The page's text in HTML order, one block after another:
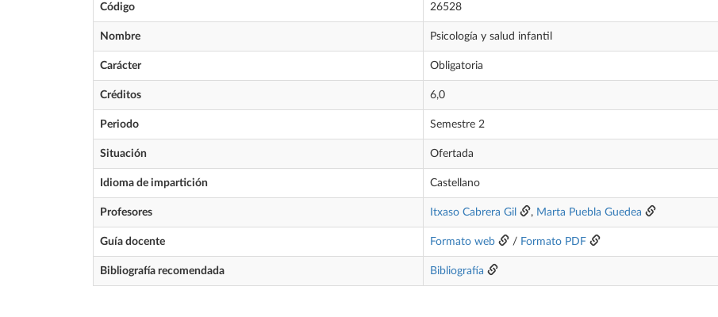
Código 26528
Nombre Psicología y salud infantil
Carácter Obligatoria
Créditos 6,0
Periodo Semestre 2
Situación Ofertada
Idioma de impartición Castellano
Profesores Itxaso Cabrera Gil , Marta Puebla Guedea
Guía docente Formato web / Formato PDF
Bibliografía recomendada Bibliografía